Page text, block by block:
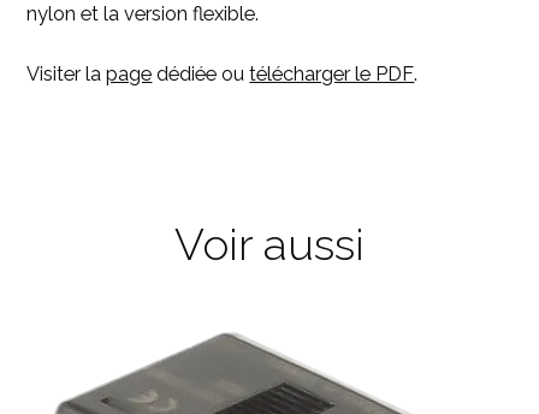
nylon et la version flexible.
Visiter lapage dédiée outélécharger le PDF.
Voir aussi